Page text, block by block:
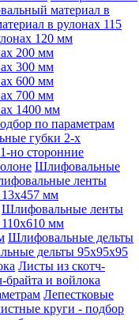
материал в
в рулонах 115
120 мм
200 мм
300 мм
600 мм
700 мм
1400 мм
по параметрам
губки 2-х
но сторонние
Шлифовальные
ленты
мм
Шлифовальные ленты
мм
Шлифовальные дельты
дельты 95x95x95
Листы из скотч-
брайта и войлока
Лепестковые
круги - подбор